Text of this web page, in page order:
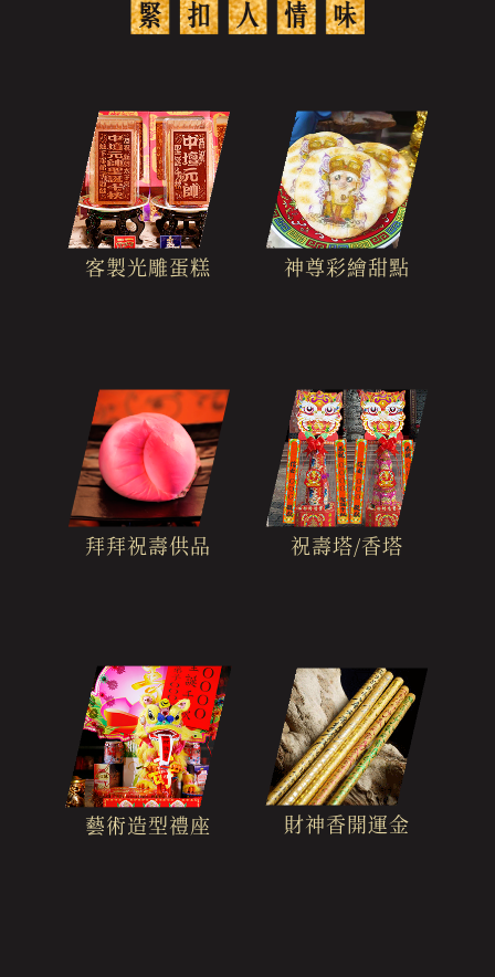
客製光雕蛋糕 神尊彩繪甜點
拜拜祝壽供品 祝壽塔/香塔
藝術造型禮座 財神香開運金